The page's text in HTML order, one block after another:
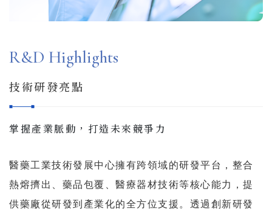
R&D Highlights
技術研發亮點
掌握產業脈動，打造未來競爭力
醫藥工業技術發展中心擁有跨領域的研發平台，整合
熱熔擠出、藥品包覆、醫療器材技術等核心能力，提
供藥廠從研發到產業化的全方位支援。透過創新研發